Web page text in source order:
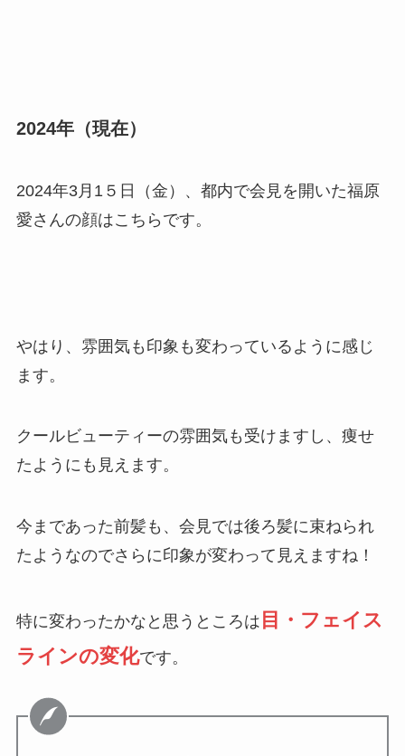
2024年（現在）
2024年3月1５日（金）、都内で会見を開いた福原
愛さんの顔はこちらです。
やはり、雰囲気も印象も変わっているように感じ
ます。
クールビューティーの雰囲気も受けますし、痩せ
たようにも見えます。
今まであった前髪も、会見では後ろ髪に束ねられ
たようなのでさらに印象が変わって見えますね！
特に変わったかなと思うところは 目・フェイス
ラインの変化です。